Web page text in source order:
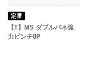
定番
【T】MS ダブルバネ強
力ピンチ8P